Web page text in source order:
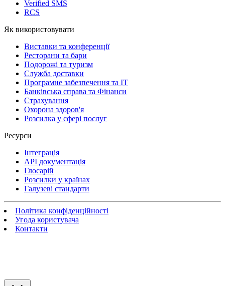
Verified SMS
RCS
Як використовувати
Виставки та конференції
Ресторани та бари
Подорожі та туризм
Служба доставки
Програмне забезпечення та IT
Банківська справа та Фінанси
Страхування
Охорона здоров'я
Розсилка у сфері послуг
Ресурси
Інтеграція
API документація
Глосарій
Розсилки у країнах
Галузеві стандарти
Політика конфіденційності
Угода користувача
Контакти